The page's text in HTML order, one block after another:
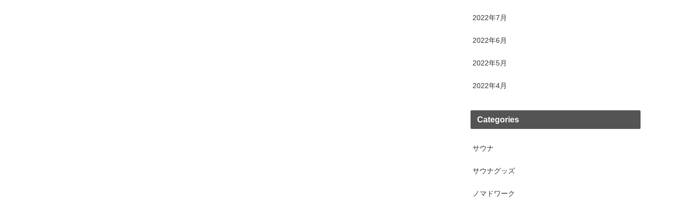
2022年7月
2022年6月
2022年5月
2022年4月
Categories
サウナ
サウナグッズ
ノマドワーク